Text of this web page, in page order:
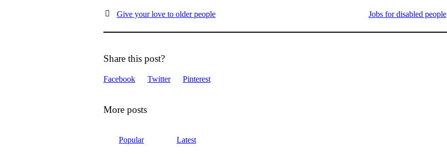
Jobs for disabled people
Give your love to older people
Share this post?
Facebook Twitter Pinterest
More posts
Popular Latest